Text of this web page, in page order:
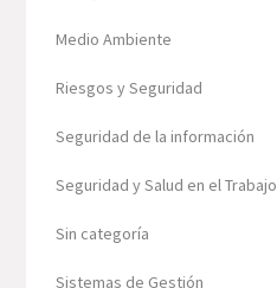
Medio Ambiente
Riesgos y Seguridad
Seguridad de la información
Seguridad y Salud en el Trabajo
Sin categoría
Sistemas de Gestión